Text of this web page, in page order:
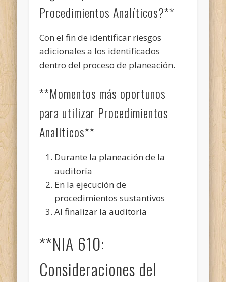
Procedimientos Analíticos?**
Con el fin de identificar riesgos
adicionales a los identificados
dentro del proceso de planeación.
**Momentos más oportunos
para utilizar Procedimientos
Analíticos**
Durante la planeación de la
auditoría
En la ejecución de
procedimientos sustantivos
Al finalizar la auditoría
**NIA 610:
Consideraciones del